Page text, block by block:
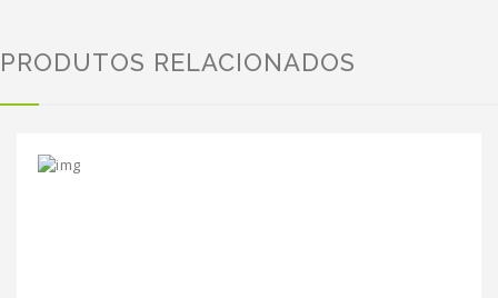
PRODUTOS RELACIONADOS